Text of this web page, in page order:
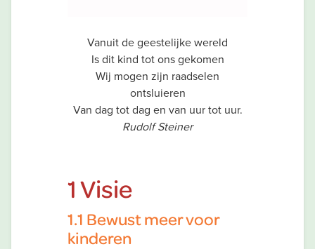
Vanuit de geestelijke wereld
Is dit kind tot ons gekomen
Wij mogen zijn raadselen
ontsluieren
Van dag tot dag en van uur tot uur.
Rudolf Steiner
1 Visie
1.1 Bewust meer voor
kinderen